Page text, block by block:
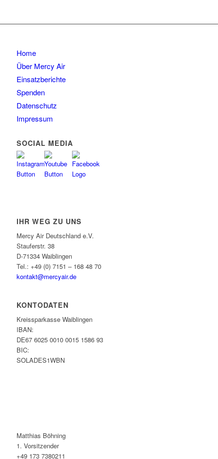
Home
Über Mercy Air
Einsatzberichte
Spenden
Datenschutz
Impressum
SOCIAL MEDIA
IHR WEG ZU UNS
Mercy Air Deutschland e.V.
Stauferstr. 38
D-71334 Waiblingen
Tel.: +49 (0) 7151 – 168 48 70
kontakt@mercyair.de
KONTODATEN
Kreissparkasse Waiblingen
IBAN:
DE67 6025 0010 0015 1586 93
BIC:
SOLADES1WBN
Matthias Böhning
1. Vorsitzender
+49 173 7380211